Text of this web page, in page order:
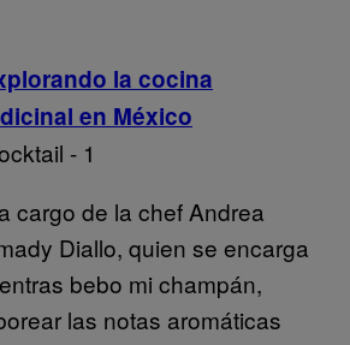
la cocina
en México
cargo de la chef Andrea
Diallo, quien se encarga
bebo mi champán,
las notas aromáticas